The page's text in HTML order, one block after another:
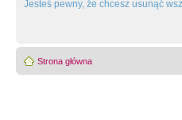
Jesteś pewny, że chcesz usunąć
Strona główna